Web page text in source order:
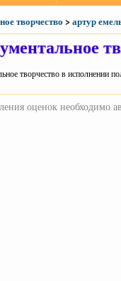
творчество >артур
творчество в исполнении
оценок необходимо